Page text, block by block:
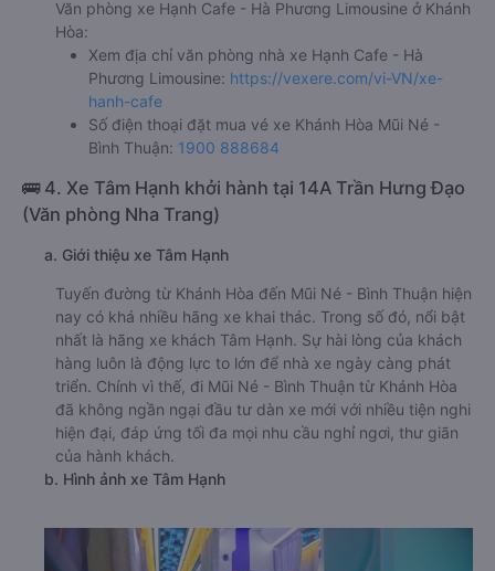
Văn phòng xe Hạnh Cafe - Hà Phương Limousine ở Khánh
Hòa:
Xem địa chỉ văn phòng nhà xe Hạnh Cafe - Hà
Phương Limousine: https://vexere.com/vi-VN/xe-
hanh-cafe
Số điện thoại đặt mua vé xe Khánh Hòa Mũi Né -
Bình Thuận: 1900 888684
🚌 4. Xe Tâm Hạnh khởi hành tại 14A Trần Hưng Đạo
(Văn phòng Nha Trang)
a. Giới thiệu xe Tâm Hạnh
Tuyến đường từ Khánh Hòa đến Mũi Né - Bình Thuận hiện
nay có khá nhiều hãng xe khai thác. Trong số đó, nổi bật
nhất là hãng xe khách Tâm Hạnh. Sự hài lòng của khách
hàng luôn là động lực to lớn để nhà xe ngày càng phát
triển. Chính vì thế, đi Mũi Né - Bình Thuận từ Khánh Hòa
đã không ngần ngại đầu tư dàn xe mới với nhiều tiện nghi
hiện đại, đáp ứng tối đa mọi nhu cầu nghỉ ngơi, thư giãn
của hành khách.
b. Hình ảnh xe Tâm Hạnh